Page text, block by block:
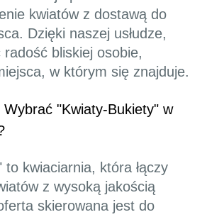
kwiatów z dostawą do
Dzięki naszej usłudze,
bliskiej osobie,
w którym się znajduje.
"Kwiaty-Bukiety" w
to kwiaciarnia, która łączy
z wysoką jakością
skierowana jest do